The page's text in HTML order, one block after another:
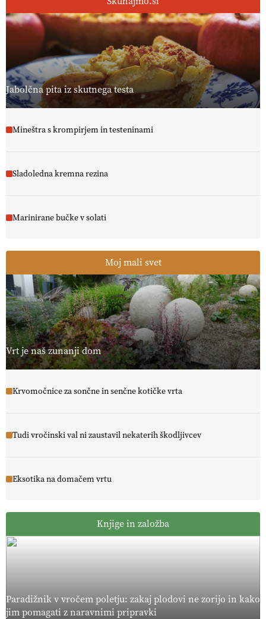
Jabolčna pita iz skutnega testa
Mineštra s krompirjem in testeninami
Sladoledna kremna rezina
Marinirane bučke v solati
Moj mali svet
Vrt je naš zunanji dom
Krvomočnice za sončne in senčne kotičke vrta
Tudi vročinski val ni zaustavil nekaterih škodljivcev
Eksotika na domačem vrtu
Knjige in založba
Paradižnik v vročem poletju: zakaj plodovi ne zorijo in kako
jim pomagati z naravnimi pripravki